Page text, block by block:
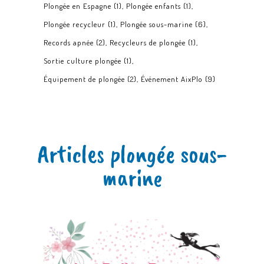
Plongée en Espagne (1) Plongée enfants (1)
Plongée recycleur (1) Plongée sous-marine (6)
Records apnée (2) Recycleurs de plongée (1)
Sortie culture plongée (1)
Équipement de plongée (2) Événement AixPlo (9)
Articles plongée sous-
marine